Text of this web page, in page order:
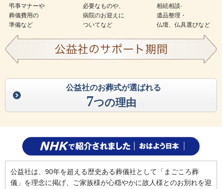
弔亊マナーや
葬儀費用の
準備など
必要なものや、
病院のお迎えに
ついてなど
相続相談·
遺品整理・
仏壇、仏具選びなど
公益社のお葬式が選ばれる
7つの理由
公益社は、90年を超える歴史ある葬儀社として「まごころ葬
儀」を理念に掲げ、ご家族様が心穏やかに故人様とのお別れを迎